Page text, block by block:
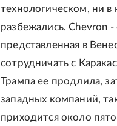
технологическом, ни
разбежались. Chevron
представленная в
сотрудничать с
Трампа ее продлила,
западных компаний,
приходится около